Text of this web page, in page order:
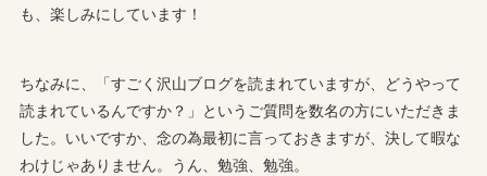
も、楽しみにしています！
ちなみに、「すごく沢山ブログを読まれていますが、どうやって
読まれているんですか？」というご質問を数名の方にいただきま
した。いいですか、念の為最初に言っておきますが、決して暇な
わけじゃありません。うん、勉強、勉強。